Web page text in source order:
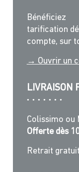
tarification
compte, sur
→ Ouvrir un
LIVRAISON
Colissimo ou
Offerte dès
Retrait